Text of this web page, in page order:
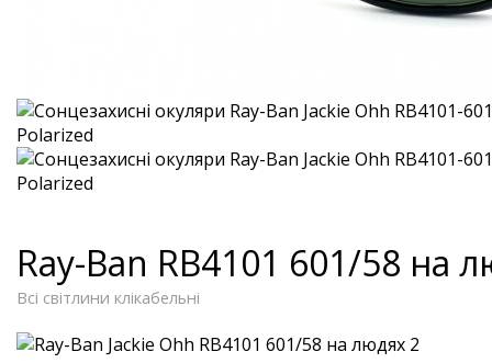
Ray-Ban RB4101 601/58 на
Всі світлини клікабельні